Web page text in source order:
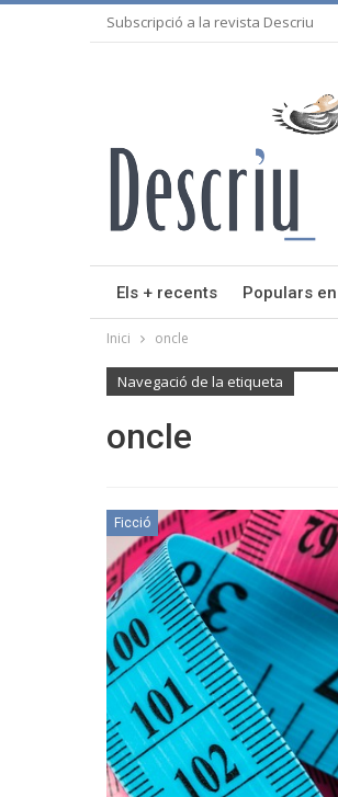
Subscripció a la revista Descriu
Els + recents Populars
Inici oncle
Navegació de la etiqueta
oncle
Ficció